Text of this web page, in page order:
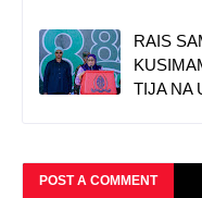
RAIS
TIJA NA
POST A COMMENT